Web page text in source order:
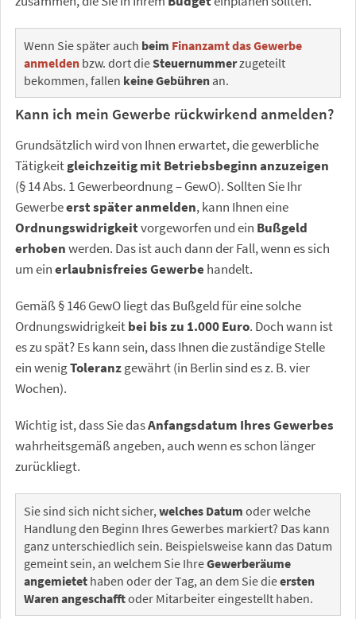
Wenn Sie später auch beim Finanzamt das Gewerbe
anmelden bzw. dort dieSteuernummerzugeteilt
bekommen, fallen keine Gebühren an.
Kann ich mein Gewerbe rückwirkend anmelden?
Grundsätzlich wird von Ihnen erwartet, die gewerbliche
Tätigkeitgleichzeitig mit Betriebsbeginn anzuzeigen
(§ 14 Abs. 1 Gewerbeordnung – GewO). Sollten Sie Ihr
Gewerbeerst später anmelden, kann Ihnen eine
Ordnungswidrigkeitvorgeworfen und ein Bußgeld
erhobenwerden. Das ist auch dann der Fall, wenn es sich
um einerlaubnisfreies Gewerbehandelt.
Gemäß § 146 GewO liegt das Bußgeld für eine solche
Ordnungswidrigkeitbei bis zu 1.000 Euro. Doch wann ist
es zu spät? Es kann sein, dass Ihnen die zuständige Stelle
ein wenigToleranzgewährt (in Berlin sind es z. B. vier
Wochen).
Wichtig ist, dass Sie dasAnfangsdatum Ihres Gewerbes
wahrheitsgemäß angeben, auch wenn es schon länger
zurückliegt.
Sie sind sich nicht sicher, welches Datum oder welche
Handlung den Beginn Ihres Gewerbes markiert? Das kann
ganz unterschiedlich sein. Beispielsweise kann das Datum
gemeint sein, an welchem Sie IhreGewerberäume
angemietet haben oder der Tag, an dem Sie dieersten
Waren angeschafftoder Mitarbeiter eingestellt haben.